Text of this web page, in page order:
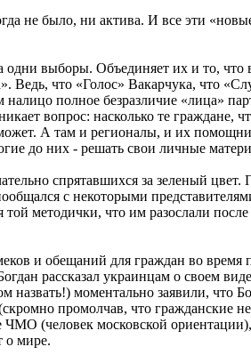
не было, ни актива. И все эти
выборы. Объединяет их и то, что
что «Голос» Вакарчука, что
полное безразличие «лица»
вопрос: насколько те граждане,
А там и регионалы, и их
до них - решать свои личные
спрятавшихся за зеленый цвет.
с некоторыми
методички, что им разослали
и обещаний для граждан во
рассказал украинцам о своем
моментально заявили, что
промолчав, что гражданские
(человек московской
о мире.